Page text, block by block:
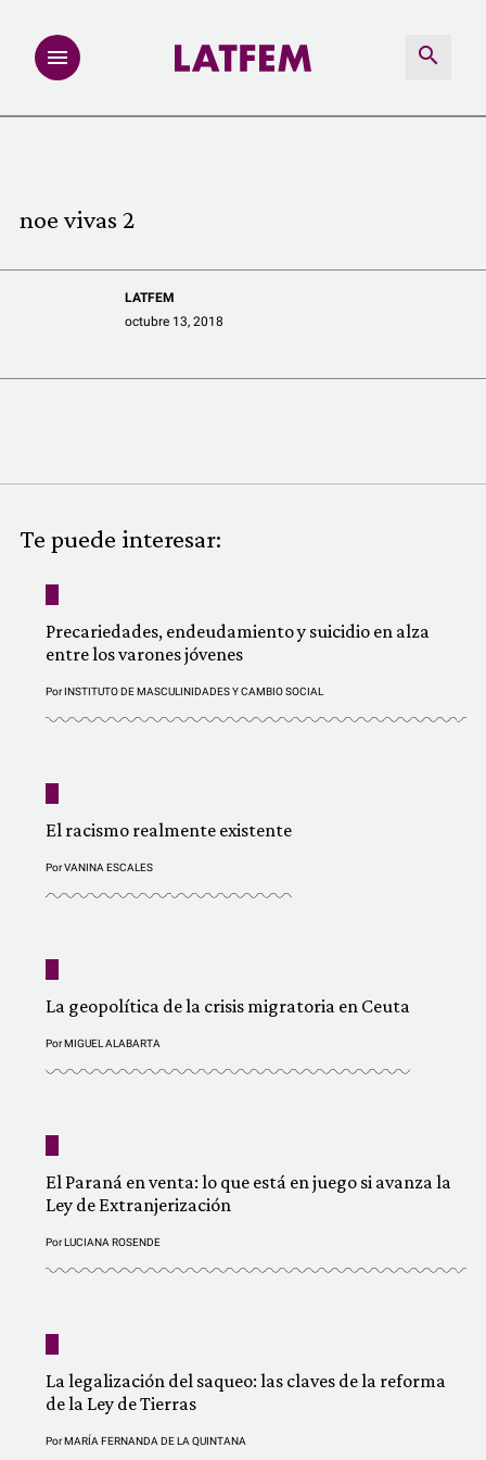
REDACCIÓN ABIERTA
LATFEMLAB.
QUIÉNES SOMOS
noe vivas 2
LATFEM
octubre 13, 2018
Te puede interesar:
Precariedades, endeudamiento y suicidio en alza
entre los varones jóvenes
PorINSTITUTO DE MASCULINIDADES Y CAMBIO SOCIAL
El racismo realmente existente
PorVANINA ESCALES
La geopolítica de la crisis migratoria en Ceuta
PorMIGUEL ALABARTA
El Paraná en venta: lo que está en juego si avanza la
Ley de Extranjerización
PorLUCIANA ROSENDE
La legalización del saqueo: las claves de la reforma
de la Ley de Tierras
PorMARÍA FERNANDA DE LA QUINTANA